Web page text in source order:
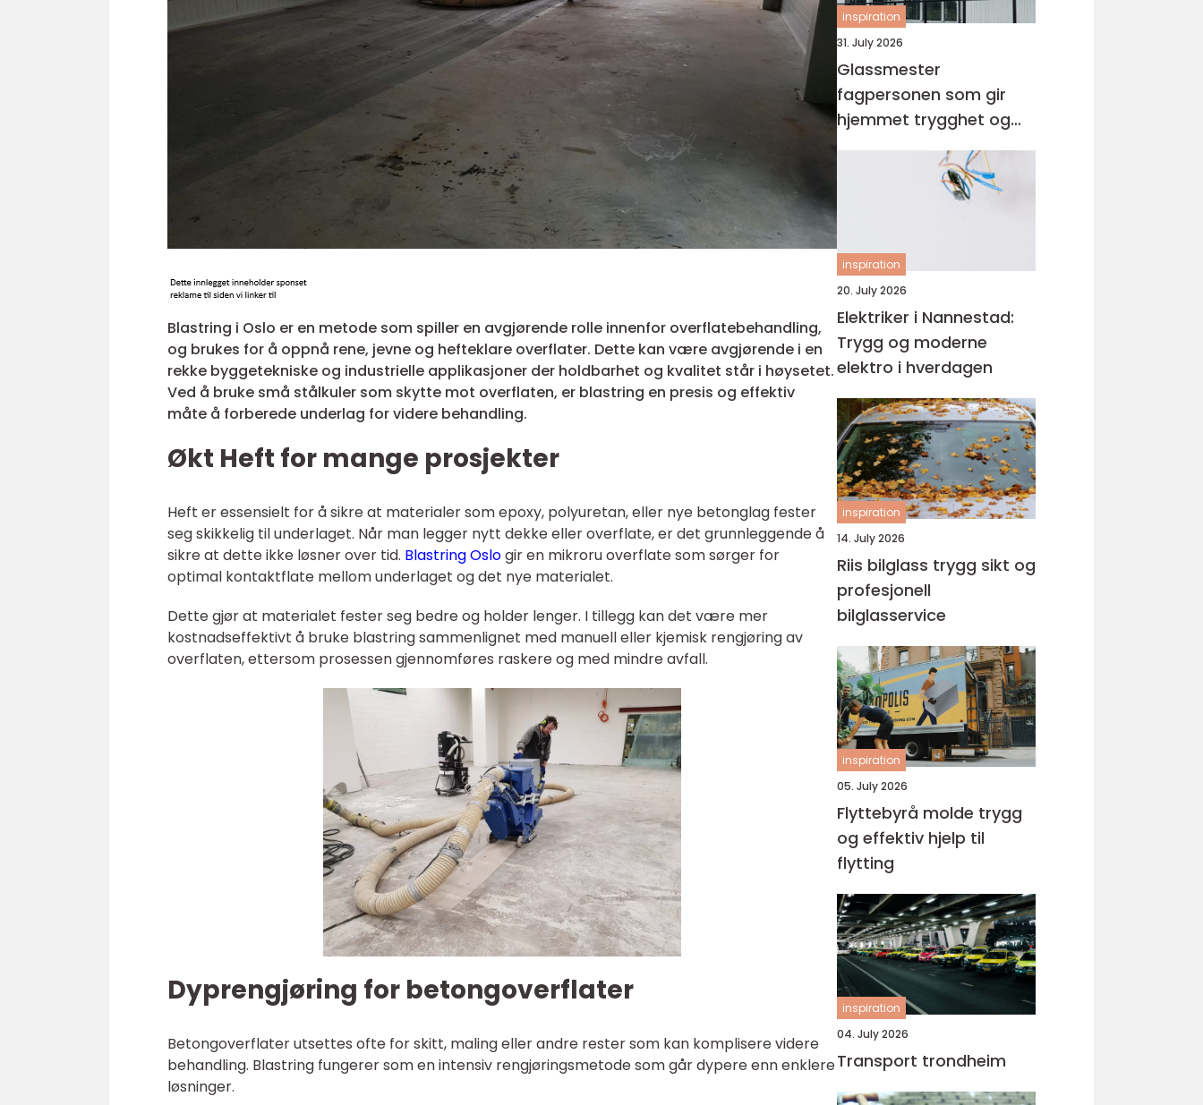
Blastring i Oslo er en metode som spiller en avgjørende rolle innenfor overflatebehandling,
og brukes for å oppnå rene, jevne og hefteklare overflater. Dette kan være avgjørende i en
rekke byggetekniske og industrielle applikasjoner der holdbarhet og kvalitet står i høysetet.
Ved å bruke små stålkuler som skytte mot overflaten, er blastring en presis og effektiv
måte å forberede underlag for videre behandling.
Økt Heft for mange prosjekter
Heft er essensielt for å sikre at materialer som epoxy, polyuretan, eller nye betonglag fester
seg skikkelig til underlaget. Når man legger nytt dekke eller overflate, er det grunnleggende å
sikre at dette ikke løsner over tid. Blastring Oslogir en mikroru overflate som sørger for
optimal kontaktflate mellom underlaget og det nye materialet.
Dette gjør at materialet fester seg bedre og holder lenger. I tillegg kan det være mer
kostnadseffektivt å bruke blastring sammenlignet med manuell eller kjemisk rengjøring av
overflaten, ettersom prosessen gjennomføres raskere og med mindre avfall.
Dyprengjøring for betongoverflater
Betongoverflater utsettes ofte for skitt, maling eller andre rester som kan komplisere videre
behandling. Blastring fungerer som en intensiv rengjøringsmetode som går dypere enn enklere
løsninger.
inspiration
31. July 2026
Glassmester
fagpersonen som gir
hjemmet trygghet og
lys
inspiration
20. July 2026
Elektriker i Nannestad:
Trygg og moderne
elektro i hverdagen
inspiration
14. July 2026
Riis bilglass trygg sikt og
profesjonell
bilglasservice
inspiration
05. July 2026
Flyttebyrå molde trygg
og effektiv hjelp til
flytting
inspiration
04. July 2026
Transport trondheim